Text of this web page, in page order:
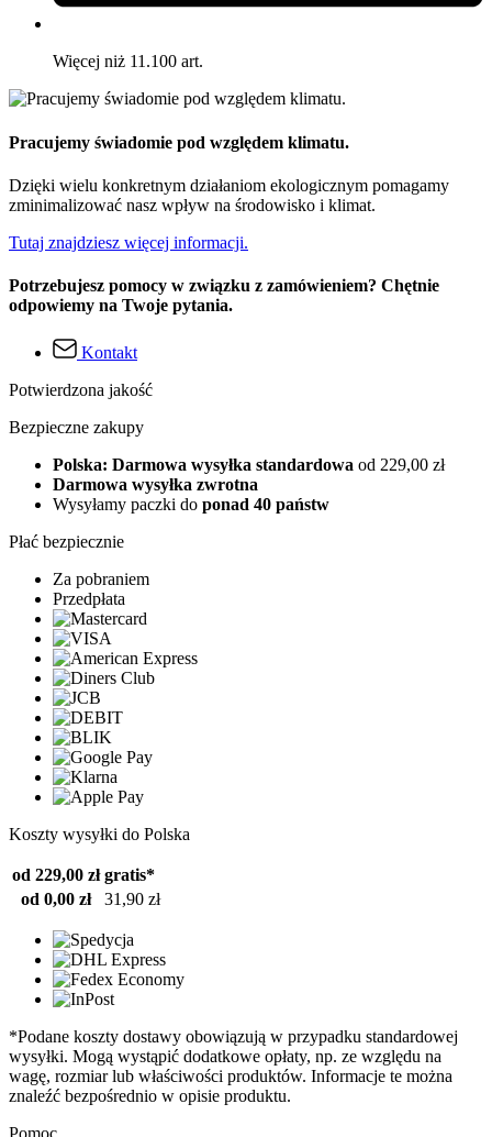
Więcej niż 11.100 art.
Pracujemy świadomie pod względem klimatu.
Dzięki wielu konkretnym działaniom ekologicznym pomagamy
zminimalizować nasz wpływ na środowisko i klimat.
Tutaj znajdziesz więcej informacji.
Potrzebujesz pomocy w związku z zamówieniem? Chętnie
odpowiemy na Twoje pytania.
Kontakt
Potwierdzona jakość
Bezpieczne zakupy
Polska: Darmowa wysyłka standardowa od 229,00 zł
Darmowa wysyłka zwrotna
Wysyłamy paczki do ponad 40 państw
Płać bezpiecznie
Za pobraniem
Przedpłata
Koszty wysyłki do Polska
od 229,00 zł gratis*
od 0,00 zł
31,90 zł
*Podane koszty dostawy obowiązują w przypadku standardowej
wysyłki. Mogą wystąpić dodatkowe opłaty, np. ze względu na
wagę, rozmiar lub właściwości produktów. Informacje te można
znaleźć bezpośrednio w opisie produktu.